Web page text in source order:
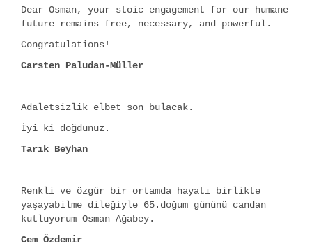
Dear Osman, your stoic engagement for our humane
future remains free, necessary, and powerful.
Congratulations!
Carsten Paludan-Müller
Adaletsizlik elbet son bulacak.
İyi ki doğdunuz.
Tarık Beyhan
Renkli ve özgür bir ortamda hayatı birlikte
yaşayabilme dileğiyle 65.doğum gününü candan
kutluyorum Osman Ağabey.
Cem Özdemir